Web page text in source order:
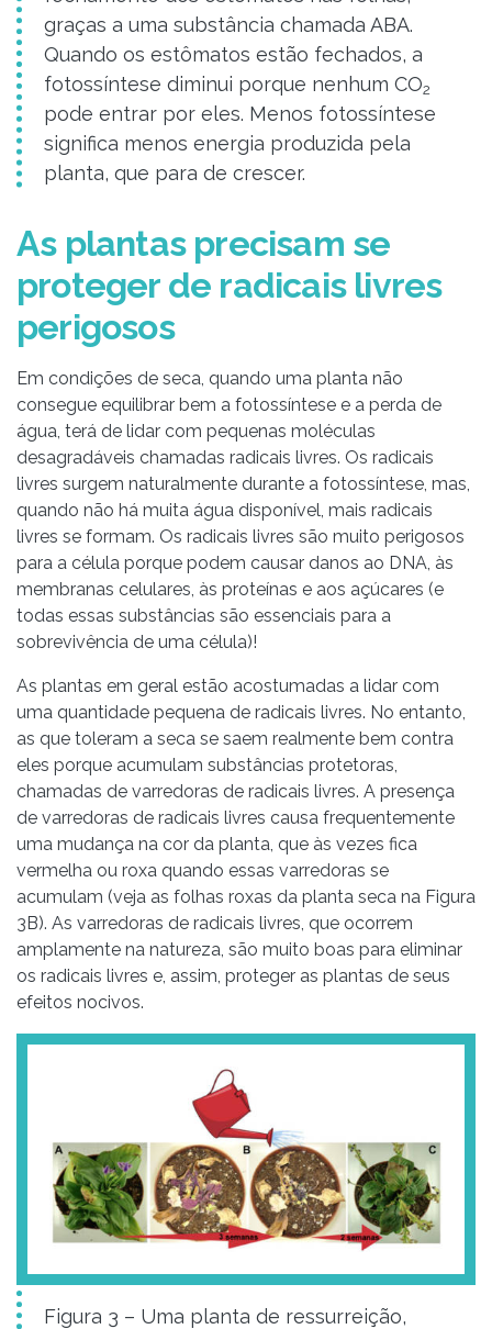
graças a uma substância chamada ABA.
Quando os estômatos estão fechados, a
fotossíntese diminui porque nenhum CO2
pode entrar por eles. Menos fotossíntese
significa menos energia produzida pela
planta, que para de crescer.
As plantas precisam se
proteger de radicais livres
perigosos
Em condições de seca, quando uma planta não
consegue equilibrar bem a fotossíntese e a perda de
água, terá de lidar com pequenas moléculas
desagradáveis chamadas radicais livres. Os radicais
livres surgem naturalmente durante a fotossíntese, mas,
quando não há muita água disponível, mais radicais
livres se formam. Os radicais livres são muito perigosos
para a célula porque podem causar danos ao DNA, às
membranas celulares, às proteínas e aos açúcares (e
todas essas substâncias são essenciais para a
sobrevivência de uma célula)!
As plantas em geral estão acostumadas a lidar com
uma quantidade pequena de radicais livres. No entanto,
as que toleram a seca se saem realmente bem contra
eles porque acumulam substâncias protetoras,
chamadas de varredoras de radicais livres. A presença
de varredoras de radicais livres causa frequentemente
uma mudança na cor da planta, que às vezes fica
vermelha ou roxa quando essas varredoras se
acumulam (veja as folhas roxas da planta seca na Figura
3B). As varredoras de radicais livres, que ocorrem
amplamente na natureza, são muito boas para eliminar
os radicais livres e, assim, proteger as plantas de seus
efeitos nocivos.
Figura 3 – Uma planta de ressurreição,